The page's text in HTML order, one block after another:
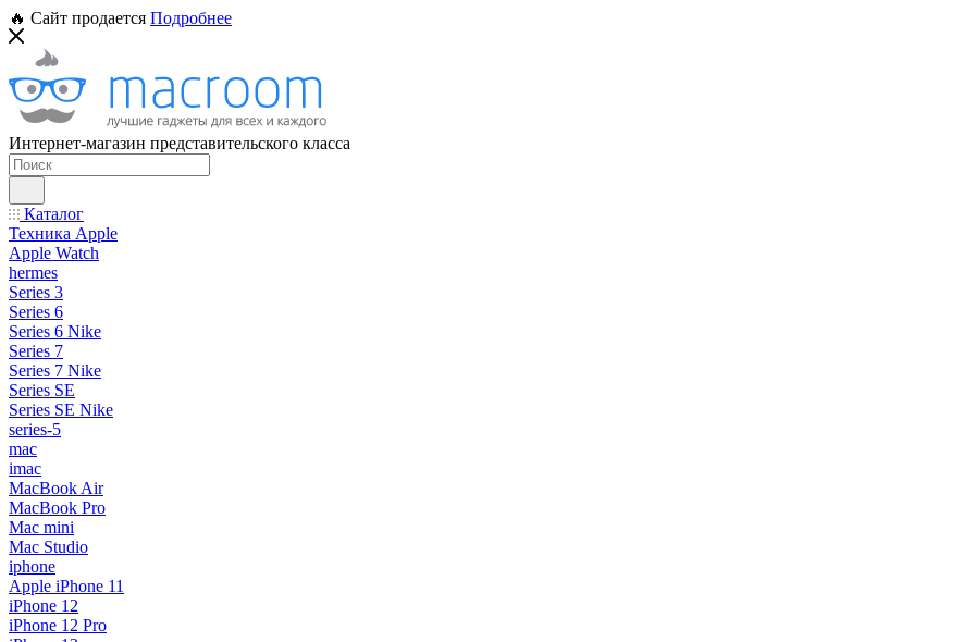
🔥 Сайт продается Подробнее
Интернет-магазин представительского класса
Каталог
Техника Apple
Apple Watch
hermes
Series 3
Series 6
Series 6 Nike
Series 7
Series 7 Nike
Series SE
Series SE Nike
series-5
mac
imac
MacBook Air
MacBook Pro
Mac mini
Mac Studio
iphone
Apple iPhone 11
iPhone 12
iPhone 12 Pro